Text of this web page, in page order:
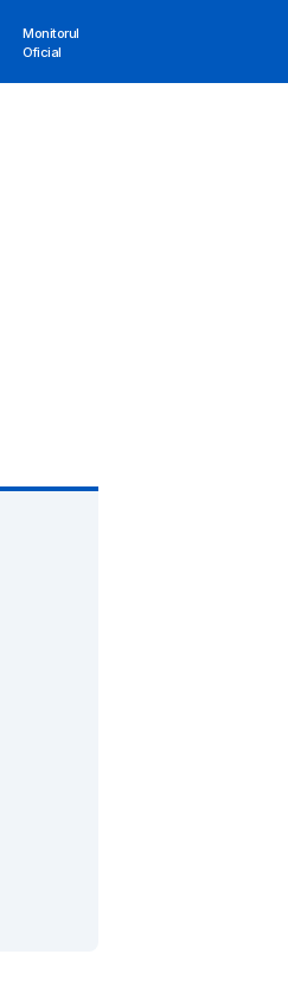
Monitorul
Oficial